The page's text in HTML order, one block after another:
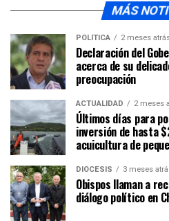
MÁS
POLÍTICA 2 meses
Declaración del
acerca de su
preocupación
ACTUALIDAD 2 meses
Últimos días para
inversión de hasta
acuicultura de
DIÓCESIS 3 meses
Obispos llaman a
diálogo político en